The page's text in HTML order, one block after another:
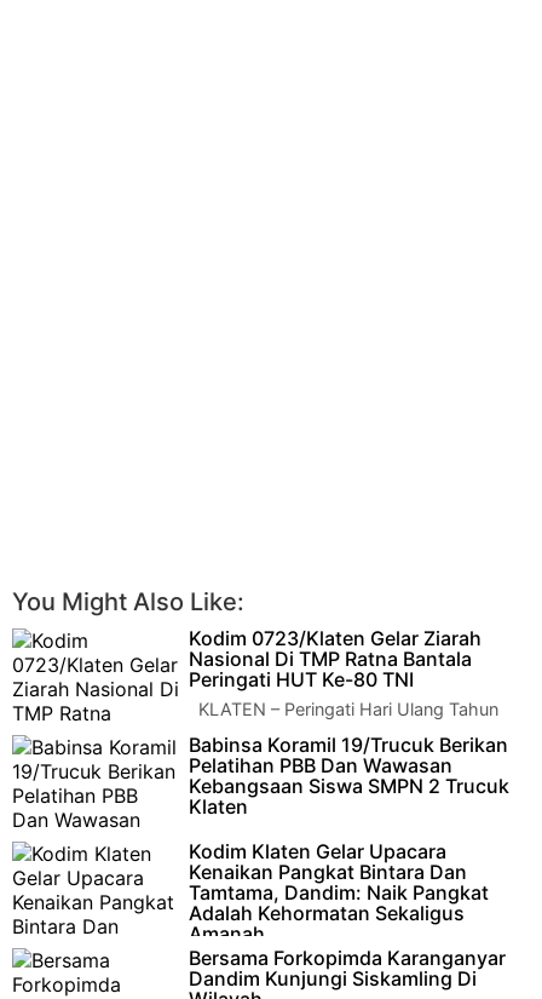
You Might Also Like:
Kodim 0723/Klaten Gelar Ziarah
Nasional Di TMP Ratna Bantala
Peringati HUT Ke-80 TNI
KLATEN – Peringati Hari Ulang Tahun
ke-80 Tentara Nasional Indonesia (TNI)
Tahun 2025, Komando Distrik Militer…
Babinsa Koramil 19/Trucuk Berikan
Pelatihan PBB Dan Wawasan
Kebangsaan Siswa SMPN 2 Trucuk
Klaten
generasi muda yang disiplin, berkarakter dan berwawasan
kebangsaan, Koramil…
Kodim Klaten Gelar Upacara
Kenaikan Pangkat Bintara Dan
Tamtama, Dandim: Naik Pangkat
Adalah Kehormatan Sekaligus
Amanah
KLATEN – Kodim 0723/Klaten menyelenggarakan Upacara
Kenaikan Pangkat bagi Bintara dan Tamtama periode 1 Oktob…
Bersama Forkopimda Karanganyar
Dandim Kunjungi Siskamling Di